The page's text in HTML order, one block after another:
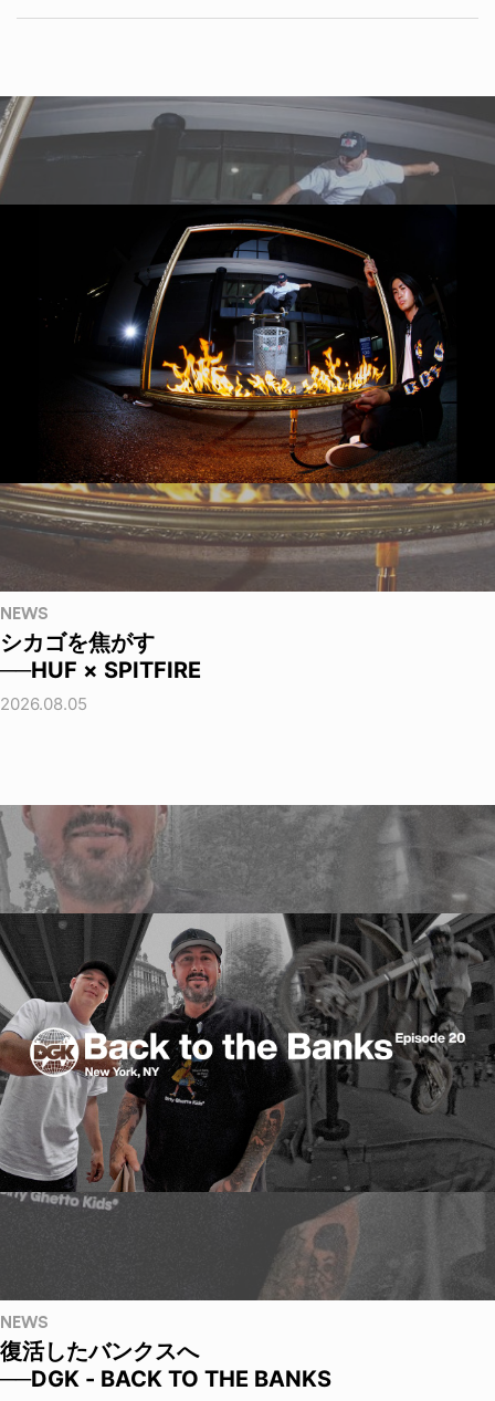
NEWS
シカゴを焦がす
──HUF × SPITFIRE
2026.08.05
NEWS
復活したバンクスへ
──DGK - BACK TO THE BANKS